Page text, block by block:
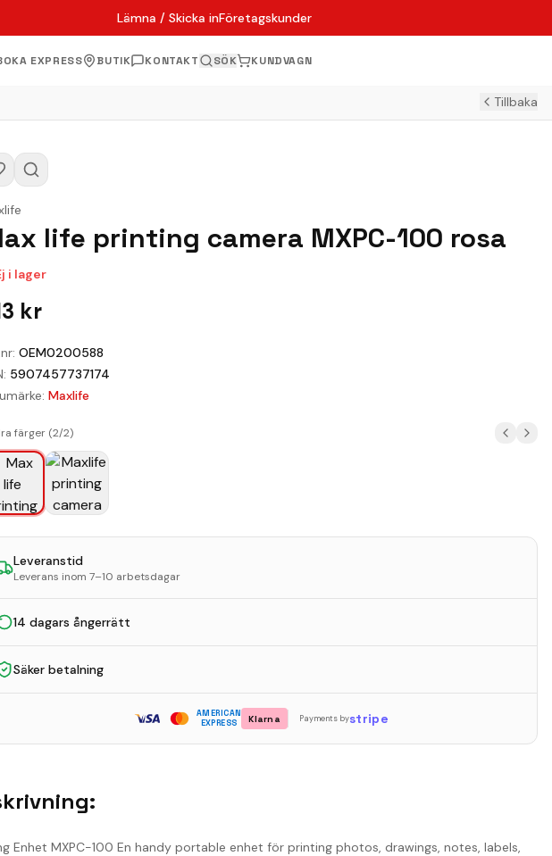
Lämna / Skicka inFöretagskunder
EXPRESS BUTIK KONTAKT SÖK KUNDVAGN
Tillbaka
life printing camera MXPC-100 rosa
i lager
kr
OEM0200588
5907457737174
Maxlife
färger (2/2)
Leveranstid
Leverans inom 7–10 arbetsdagar
14 dagars ångerrätt
Säker betalning
AMERICAN
EXPRESS
Klarna Payments bystripe
Enhet MXPC-100 En handy portable enhet för printing photos, drawings, notes, labels,